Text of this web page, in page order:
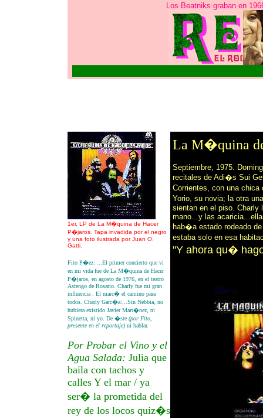
Los Beatniks graban en
1er. LP de La M�quina de Hacer
P�jaros. Tapa invadida por el negro
y una foto ilustrada por Juan O.
Gatti.
Fito P�ez: ...El primer concierto que vi
en mi vida fue de La M�quina de Hacer
P�jaros, en agosto de 1976, en el teatro
Astengo de Rosario. Charly fue mi gran
influencia . El marc� el camino para
todos. Charly Garc�a:...Sin Nebbia, no
hubiera existido Javier Mart�nez, ni
Spinetta, ni yo. De �ste (por Fito,
presente en el reportaje) ni hablar.
Por Probar el Vino y el
Agua Salada: Julia que
baila con tachos y
calles Y el mar / ya
ser� la prometida del
rey de los locos quiz�s
La M�quina
Septiembre, 1975.
recitales de Adi�s Sui
Corrientes, con una
Yorio, su novia; la otra
sientan en el piso. Charly
mano...y las
hab�a estado rodeado
estaba solo en esa
"Y ahora qu�